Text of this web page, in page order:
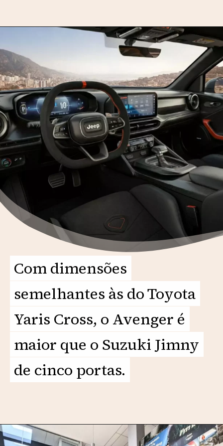
https://motorprime.com.br/jeep-avenger-2026-suv-compacto-chega-cheio-de-novidades/
Com dimensões
semelhantes às do Toyota
Yaris Cross, o Avenger é
maior que o Suzuki Jimny
de cinco portas.
Com dimensões
semelhantes às do Toyota
Yaris Cross, o Avenger é
maior que o Suzuki Jimny
de cinco portas.
Opening https://motorprime.com.br/jeep-avenger-2026-suv-compacto-chega-cheio-de-novidades/